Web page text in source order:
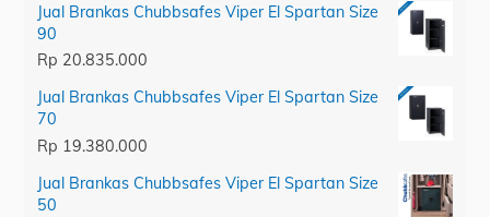
Jual Brankas Chubbsafes Viper El Spartan Size
90
Rp 20.835.000
Jual Brankas Chubbsafes Viper El Spartan Size
70
Rp 19.380.000
Jual Brankas Chubbsafes Viper El Spartan Size
50